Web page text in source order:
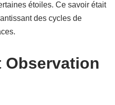
étoiles. Ce savoir était
des cycles de
Observation